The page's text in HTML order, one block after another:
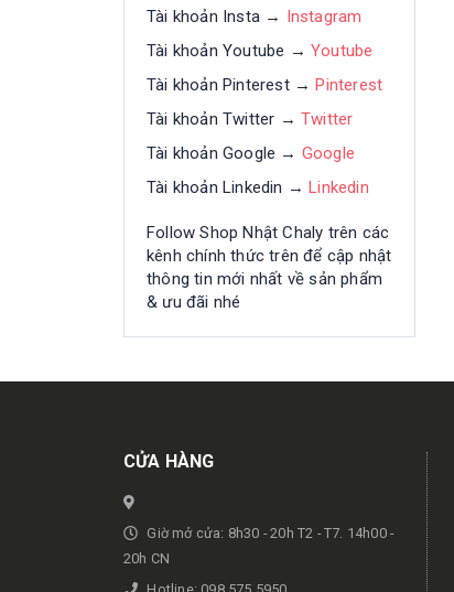
Tài khoản Insta → Instagram
Tài khoản Youtube → Youtube
Tài khoản Pinterest →Pinterest
Tài khoản Twitter → Twitter
Tài khoản Google → Google
Tài khoản Linkedin →Linkedin
Follow Shop Nhật Chaly trên các
kênh chính thức trên để cập nhật
thông tin mới nhất về sản phẩm
& ưu đãi nhé
Get in touch
CỬA HÀNG
Giờ mở cửa: 8h30 - 20h T2 - T7. 14h00 -
20h CN